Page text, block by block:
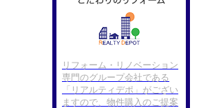
リフォーム・リノベーション
専門のグループ会社である
「リアルティデポ」がござい
ますので、物件購入のご提案